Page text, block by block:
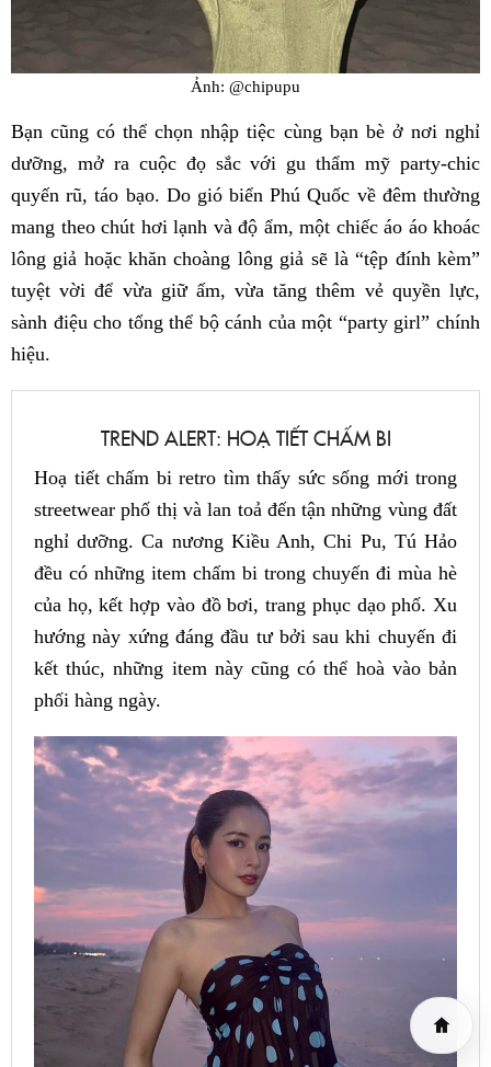
Ảnh: @chipupu
Bạn cũng có thể chọn nhập tiệc cùng bạn bè ở nơi nghỉ
dưỡng, mở ra cuộc đọ sắc với gu thẩm mỹ party-chic
quyến rũ, táo bạo. Do gió biển Phú Quốc về đêm thường
mang theo chút hơi lạnh và độ ẩm, một chiếc áo áo khoác
lông giả hoặc khăn choàng lông giả sẽ là “tệp đính kèm”
tuyệt vời để vừa giữ ấm, vừa tăng thêm vẻ quyền lực,
sành điệu cho tổng thể bộ cánh của một “party girl” chính
hiệu.
TREND ALERT: HOẠ TIẾT CHẤM BI
Hoạ tiết chấm bi retro tìm thấy sức sống mới trong
streetwear phố thị và lan toả đến tận những vùng đất
nghỉ dưỡng. Ca nương Kiều Anh, Chi Pu, Tú Hảo
đều có những item chấm bi trong chuyến đi mùa hè
của họ, kết hợp vào đồ bơi, trang phục dạo phố. Xu
hướng này xứng đáng đầu tư bởi sau khi chuyến đi
kết thúc, những item này cũng có thể hoà vào bản
phối hàng ngày.